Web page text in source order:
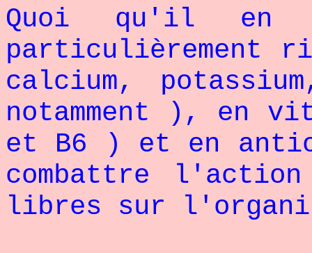
Quoi qu'il
particulièrement
calcium,
notamment ), en
et B6 ) et en
combattre l'action
libres sur